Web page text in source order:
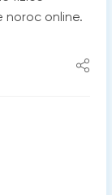
noroc online.